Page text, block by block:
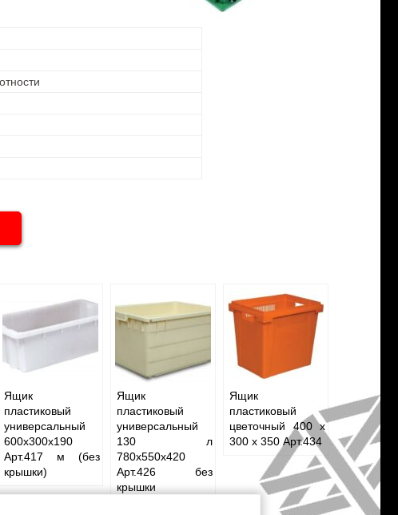
Ящик
пластиковый
универсальный
600х300х190
Арт.417 м (без
крышки)
Ящик
пластиковый
универсальный
130 л
780х550х420
Арт.426 без
крышки
Ящик
пластиковый
цветочный 400 х
300 х 350 Арт.434